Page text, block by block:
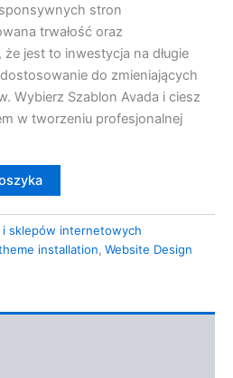
stron
trwałość oraz
jest to inwestycja na długie
do zmieniających
Wybierz Szablon Avada i ciesz
w tworzeniu profesjonalnej
sklepów internetowych
installation, Website Design